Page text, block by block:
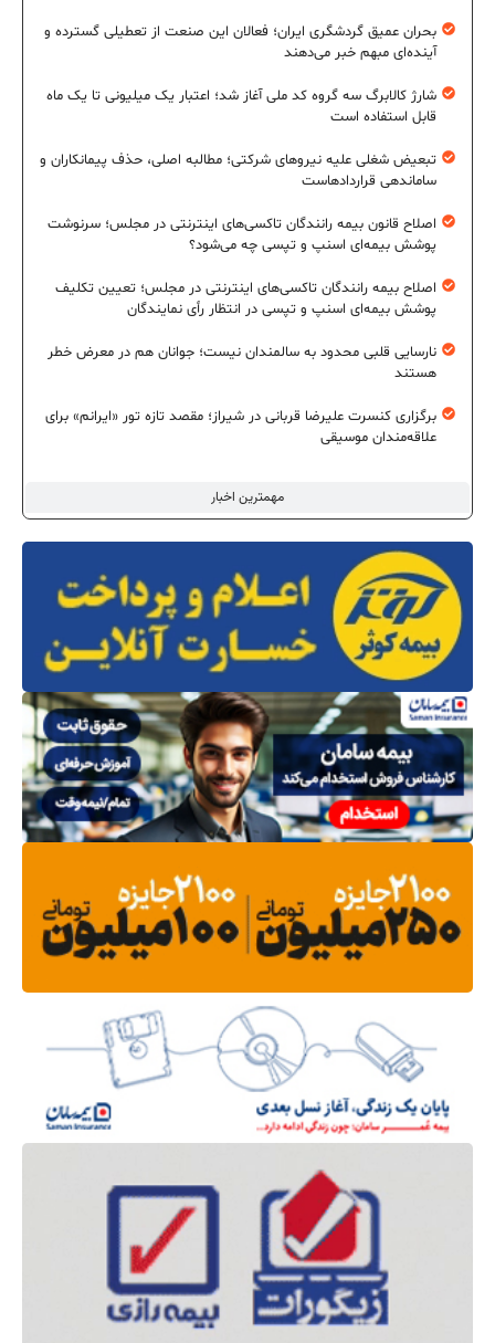
مهمترین اخبار
بحران عمیق گردشگری ایران؛ فعالان این صنعت از تعطیلی گسترده و
آینده‌ای مبهم خبر می‌دهند
شارژ کالابرگ سه گروه کد ملی آغاز شد؛ اعتبار یک میلیونی تا یک ماه
قابل استفاده است
تبعیض شغلی علیه نیروهای شرکتی؛ مطالبه اصلی، حذف پیمانکاران و
ساماندهی قراردادهاست
اصلاح قانون بیمه رانندگان تاکسی‌های اینترنتی در مجلس؛ سرنوشت
پوشش بیمه‌ای اسنپ و تپسی چه می‌شود؟
اصلاح بیمه رانندگان تاکسی‌های اینترنتی در مجلس؛ تعیین تکلیف
پوشش بیمه‌ای اسنپ و تپسی در انتظار رأی نمایندگان
نارسایی قلبی محدود به سالمندان نیست؛ جوانان هم در معرض خطر
هستند
برگزاری کنسرت علیرضا قربانی در شیراز؛ مقصد تازه تور «ایرانم» برای
علاقه‌مندان موسیقی